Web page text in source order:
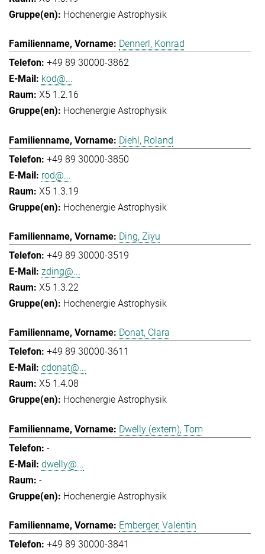
Hochenergie Astrophysik
Dennerl, Konrad
+49 89 30000-3862
kod@...
X5 1.2.16
Hochenergie Astrophysik
Diehl, Roland
+49 89 30000-3850
rod@...
X5 1.3.19
Hochenergie Astrophysik
Ding, Ziyu
+49 89 30000-3519
zding@...
X5 1.3.22
Hochenergie Astrophysik
Donat, Clara
+49 89 30000-3611
cdonat@...
X5 1.4.08
Hochenergie Astrophysik
Dwelly (extern), Tom
-
dwelly@...
-
Hochenergie Astrophysik
Emberger, Valentin
+49 89 30000-3841